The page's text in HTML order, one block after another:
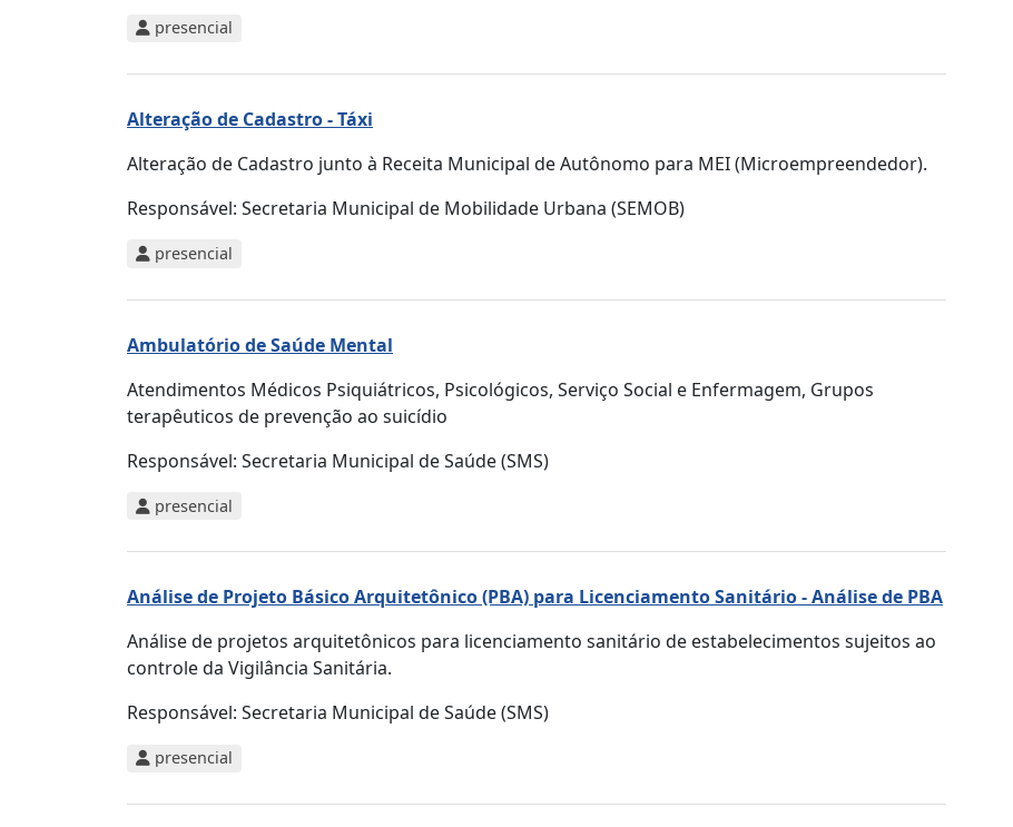
presencial
Alteração de Cadastro - Táxi
Alteração de Cadastro junto à Receita Municipal de Autônomo para MEI (Microempreendedor).
Responsável: Secretaria Municipal de Mobilidade Urbana (SEMOB)
presencial
Ambulatório de Saúde Mental
Atendimentos Médicos Psiquiátricos, Psicológicos, Serviço Social e Enfermagem, Grupos
terapêuticos de prevenção ao suicídio
Responsável: Secretaria Municipal de Saúde (SMS)
presencial
Análise de Projeto Básico Arquitetônico (PBA) para Licenciamento Sanitário - Análise de PBA
Análise de projetos arquitetônicos para licenciamento sanitário de estabelecimentos sujeitos ao
controle da Vigilância Sanitária.
Responsável: Secretaria Municipal de Saúde (SMS)
presencial